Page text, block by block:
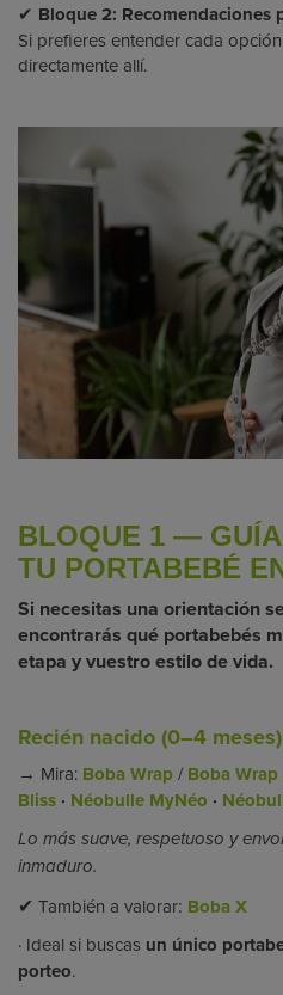
✔ Bloque 2: Recomendaciones
Si prefieres entender cada
directamente allí.
BLOQUE 1 —
TU PORTABEBÉ
Si necesitas una orientación
encontrarás qué portabebés
etapa y vuestro estilo de vida.
Recién nacido (0–4 meses)
→ Mira: Boba Wrap / Boba
Bliss · Néobulle MyNéo ·
Lo más suave, respetuoso y
inmaduro.
✔ También a valorar: Boba X
· Ideal si buscas un único
porteo.